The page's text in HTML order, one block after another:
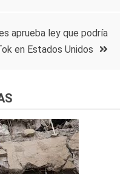
aprueba ley que podría
en Estados Unidos